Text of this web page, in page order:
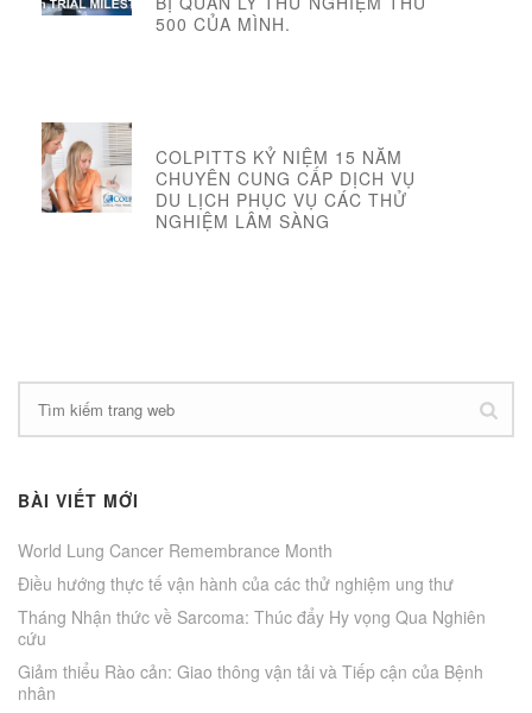
500 CỦA MÌNH.
COLPITTS KỶ NIỆM 15 NĂM
CHUYÊN CUNG CẤP DỊCH VỤ
DU LỊCH PHỤC VỤ CÁC THỬ
NGHIỆM LÂM SÀNG
BÀI VIẾT MỚI
World Lung Cancer Remembrance Month
Điều hướng thực tế vận hành của các thử nghiệm ung thư
Tháng Nhận thức về Sarcoma: Thúc đẩy Hy vọng Qua Nghiên
cứu
Giảm thiểu Rào cản: Giao thông vận tải và Tiếp cận của Bệnh
nhân